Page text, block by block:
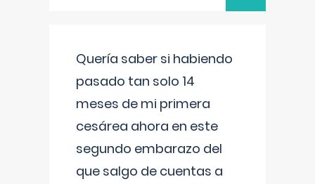
Quería saber si habiendo
pasado tan solo 14
meses de mi primera
cesárea ahora en este
segundo embarazo del
que salgo de cuentas a